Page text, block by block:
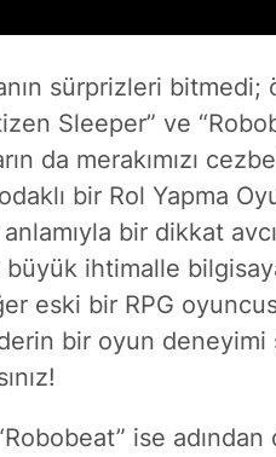
sürprizleri bitmedi;
Sleeper” ve
da merakımızı
bir Rol Yapma
bir dikkat
ihtimalle
eski bir RPG
bir oyun
ise adından